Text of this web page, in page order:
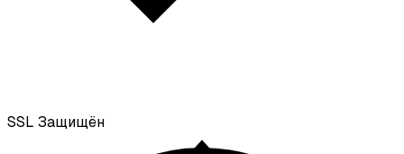
SSL Защищён